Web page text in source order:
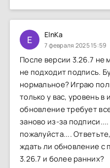
E ElnKa
7 февраля 2025 15:59
После версии 3.26.7 не
не подходит подпись.
нормальное? Играю
только у вас, уровень в
обновление требует
заново из-за
пожалуйста....
ждать ли обновление с
3.26.7 и более ранних?